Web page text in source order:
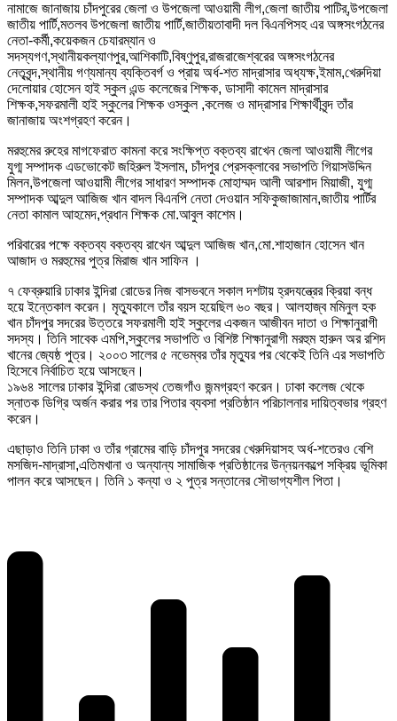
নামাজে জানাজায় চাঁদপুরের জেলা ও উপজেলা আওয়ামী লীগ,জেলা জাতীয় পাটির্,উপজেলা
জাতীয় পার্টি,মতলব উপজেলা জাতীয় পার্টি,জাতীয়তাবাদী দল বিএনপিসহ এর অঙ্গসংগঠনের
নেতা-কর্মী,কয়েকজন চেযারম্যান ও
সদস্যগণ,স্থানীয়কল্যাণপুর,আশিকাটি,বিষ্ণুপুর,রাজরাজেশ্বরের অঙ্গসংগঠনের
নেতৃবৃন্দ,স্থানীয় গণ্যমান্য ব্যক্তিবর্গ ও প্রায় অর্ধ-শত মাদ্রাসার অধ্যক্ষ,ইমাম,খেরুদিয়া
দেলোয়ার হোসেন হাই স্কুল এন্ড কলেজের শিক্ষক, ডাসাদী কামেল মাদ্রাসার
শিক্ষক,সফরমালী হাই স্কুলের শিক্ষক ওস্কুল ,কলেজ ও মাদ্রাসার শিক্ষার্থীবৃন্দ তাঁর
জানাজায় অংশগ্রহণ করেন।
মরহুমের রুহের মাগফেরাত কামনা করে সংক্ষিপ্ত বক্তব্য রাখেন জেলা আওয়ামী লীগের
যুগ্ম সম্পাদক এডভোকেট জহিরুল ইসলাম, চাঁদপুর প্রেসক্লাবের সভাপতি গিয়াসউদ্দিন
মিলন,উপজেলা আওয়ামী লীগের সাধারণ সম্পাদক মোহাম্মদ আলী আরশাদ মিয়াজী, যুগ্ম
সম্পাদক আব্দুল আজিজ খান বাদল বিএনপি নেতা দেওয়ান সফিকুজাজামান,জাতীয় পার্টির
নেতা কামাল আহমেদ,প্রধান শিক্ষক মো.আবুল কাশেম।
পরিবারের পক্ষে বক্তব্য বক্তব্য রাখেন আব্দুল আজিজ খান,মো.শাহাজান হোসেন খান
আজাদ ও মরহুমের পুত্র মিরাজ খান সাফিন ।
৭ ফেব্রুয়ারি ঢাকার ইন্দিরা রোডের নিজ বাসভবনে সকাল দশটায় হ্রদযন্ত্রের ক্রিয়া বন্ধ
হয়ে ইন্তেকাল করেন। মৃত্যুকালে তাঁর বয়স হয়েছিল ৬০ বছর। আলহাজ্ব মমিনুল হক
খান চাঁদপুর সদরের উত্তরে সফরমালী হাই স্কুলের একজন আজীবন দাতা ও শিক্ষানুরাগী
সদস্য। তিনি সাবেক এমপি,স্কুলের সভাপতি ও বিশিষ্ট শিক্ষানুরাগী মরহুম হারুন অর রশিদ
খানের জ্যেষ্ঠ পুত্র। ২০০৩ সালের ৫ নভেম্বর তাঁর মৃত্যুর পর থেকেই তিনি এর সভাপতি
হিসেবে নির্বাচিত হয়ে আসছেন।
১৯৬৪ সালের ঢাকার ইন্দিরা রোডস্থ তেজগাঁও জন্মগ্রহণ করেন। ঢাকা কলেজ থেকে
স্নাতক ডিগ্রি অর্জন করার পর তার পিতার ব্যবসা প্রতিষ্ঠান পরিচালনার দায়িত্বভার গ্রহণ
করেন।
এছাড়াও তিনি ঢাকা ও তাঁর গ্রামের বাড়ি চাঁদপুর সদরের খেরুদিয়াসহ অর্ধ-শতেরও বেশি
মসজিদ-মাদ্রাসা,এতিমখানা ও অন্যান্য সামাজিক প্রতিষ্ঠানের উন্নয়নকল্পে সক্রিয় ভূমিকা
পালন করে আসছেন। তিনি ১ কন্যা ও ২ পুত্র সন্তানের সৌভাগ্যশীল পিতা।